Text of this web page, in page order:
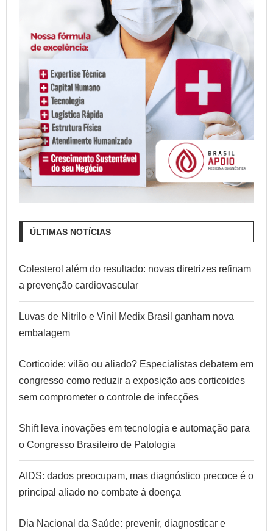
ÚLTIMAS NOTÍCIAS
Colesterol além do resultado: novas diretrizes refinam
a prevenção cardiovascular
Luvas de Nitrilo e Vinil Medix Brasil ganham nova
embalagem
Corticoide: vilão ou aliado? Especialistas debatem em
congresso como reduzir a exposição aos corticoides
sem comprometer o controle de infecções
Shift leva inovações em tecnologia e automação para
o Congresso Brasileiro de Patologia
AIDS: dados preocupam, mas diagnóstico precoce é o
principal aliado no combate à doença
Dia Nacional da Saúde: prevenir, diagnosticar e